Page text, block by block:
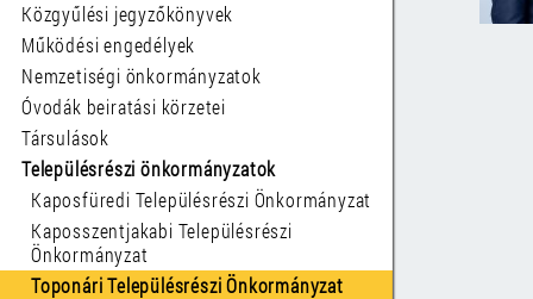
Közgyűlési jegyzőkönyvek
Működési engedélyek
Nemzetiségi önkormányzatok
Óvodák beiratási körzetei
Társulások
Településrészi önkormányzatok
Kaposfüredi Településrészi Önkormányzat
Kaposszentjakabi Településrészi
Önkormányzat
Toponári Településrészi Önkormányzat